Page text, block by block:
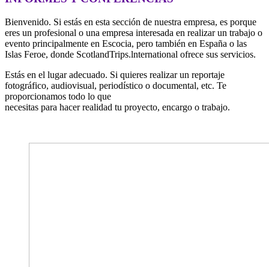
Bienvenido. Si estás en esta sección de nuestra empresa, es porque
eres un profesional o una empresa interesada en realizar un trabajo o
evento principalmente en Escocia, pero también en España o las
Islas Feroe, donde ScotlandTrips.lnternational ofrece sus servicios.
Estás en el lugar adecuado. Si quieres realizar un reportaje
fotográfico, audiovisual, periodístico o documental, etc. Te
proporcionamos todo lo que
necesitas para hacer realidad tu proyecto, encargo o trabajo.